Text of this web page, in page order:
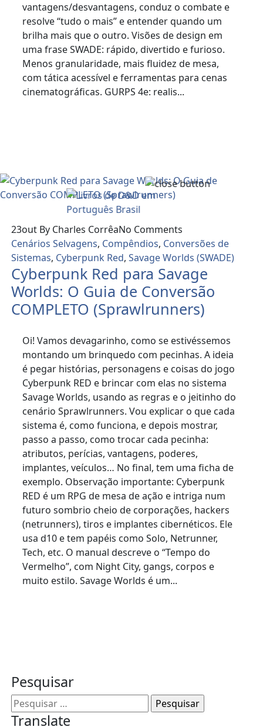
vantagens/desvantagens, conduz o combate e
resolve “tudo o mais” e entender quando um
brilha mais que o outro. Visões de design em
uma frase SWADE: rápido, divertido e furioso.
Menos granularidade, mais fluidez de mesa,
com tática acessível e ferramentas para cenas
cinematográficas. GURPS 4e: realis...
23out By Charles CorrêaNo Comments
Cenários Selvagens, Compêndios, Conversões de
Sistemas, Cyberpunk Red,Savage Worlds (SWADE)
Cyberpunk Red para Savage
Worlds: O Guia de Conversão
COMPLETO (Sprawlrunners)
Oi! Vamos devagarinho, como se estivéssemos
montando um brinquedo com pecinhas. A ideia
é pegar histórias, personagens e coisas do jogo
Cyberpunk RED e brincar com elas no sistema
Savage Worlds, usando as regras e o jeitinho do
cenário Sprawlrunners. Vou explicar o que cada
sistema é, como funciona, e depois mostrar,
passo a passo, como trocar cada pecinha:
atributos, perícias, vantagens, poderes,
implantes, veículos… No final, tem uma ficha de
exemplo. Observação importante: Cyberpunk
RED é um RPG de mesa de ação e intriga num
futuro sombrio cheio de corporações, hackers
(netrunners), tiros e implantes cibernéticos. Ele
usa d10 e tem papéis como Solo, Netrunner,
Tech, etc. O manual descreve o “Tempo do
Vermelho”, com Night City, gangs, corpos e
muito estilo. Savage Worlds é um...
Pesquisar
Pesquisar
por:
Translate